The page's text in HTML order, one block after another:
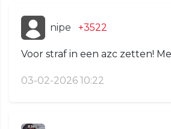
nipe +3522
Voor straf in een azc zetten!
03-02-2026 10:22